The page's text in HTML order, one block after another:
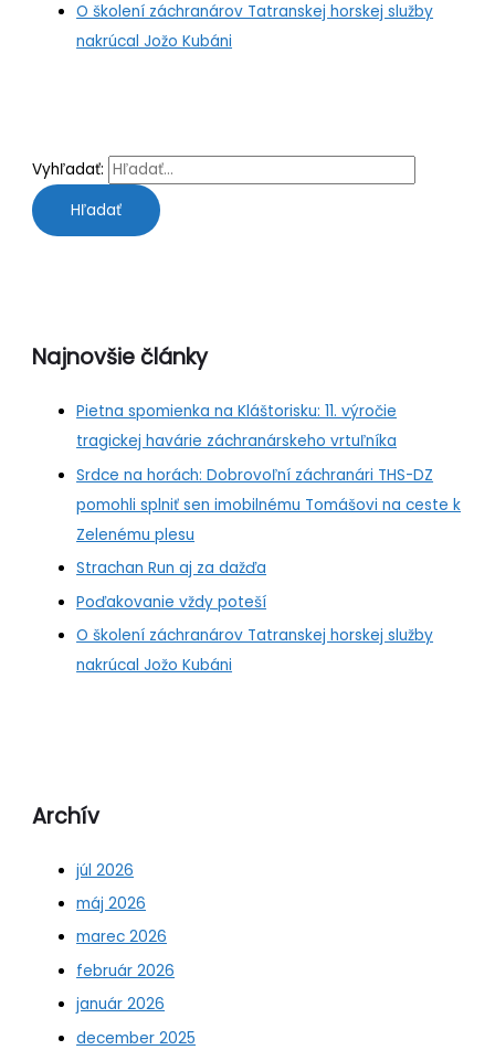
O školení záchranárov Tatranskej horskej služby
nakrúcal Jožo Kubáni
Vyhľadať:
Najnovšie články
Pietna spomienka na Kláštorisku: 11. výročie
tragickej havárie záchranárskeho vrtuľníka
Srdce na horách: Dobrovoľní záchranári THS-DZ
pomohli splniť sen imobilnému Tomášovi na ceste k
Zelenému plesu
Strachan Run aj za dažďa
Poďakovanie vždy poteší
O školení záchranárov Tatranskej horskej služby
nakrúcal Jožo Kubáni
Archív
júl 2026
máj 2026
marec 2026
február 2026
január 2026
december 2025